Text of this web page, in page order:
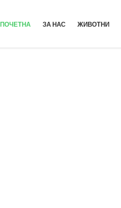
ПОЧЕТНА ЗА НАС ЖИВОТНИ